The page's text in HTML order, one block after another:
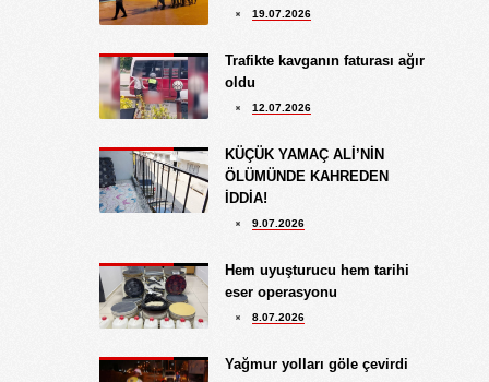
19.07.2026
Trafikte kavganın faturası ağır
oldu
12.07.2026
KÜÇÜK YAMAÇ ALİ’NİN
ÖLÜMÜNDE KAHREDEN
İDDİA!
9.07.2026
Hem uyuşturucu hem tarihi
eser operasyonu
8.07.2026
Yağmur yolları göle çevirdi